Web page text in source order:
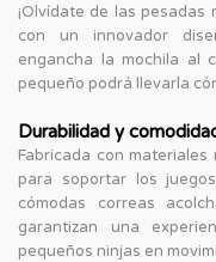
¡Olvídate de las pesadas
con un innovador
engancha la mochila al
pequeño podrá llevarla
Durabilidad y
Fabricada con
para soportar los
cómodas correas
garantizan una
pequeños ninjas en